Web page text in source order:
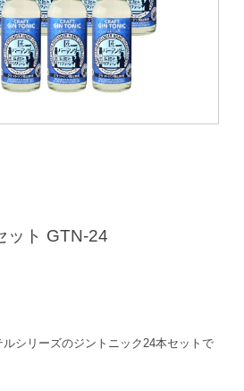
ット GTN-24
シリーズのジントニック24本セットで